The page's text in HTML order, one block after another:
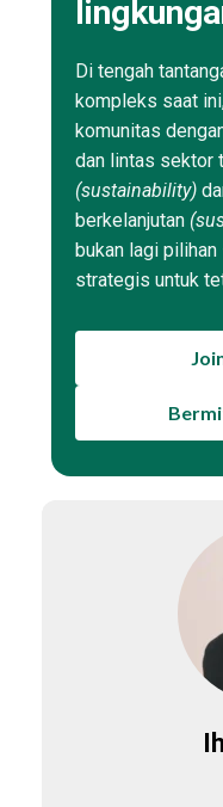
Di tengah
kompleks saat
komunitas
dan lintas sektor
(sustainability)
berkelanjutan
bukan lagi
strategis untuk